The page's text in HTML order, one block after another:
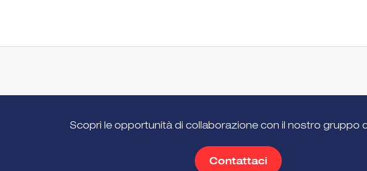
Scopri le opportunità di collaborazione con il nostro gruppo
Contattaci